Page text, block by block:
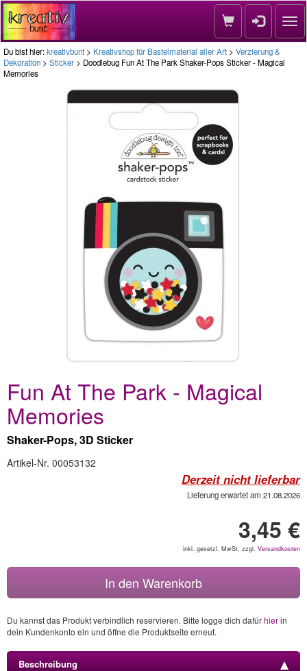
Du bist hier:kreativbunt > Kreativshop für Bastelmaterial aller Art > Verzierung &
Dekoration > Sticker > Doodlebug Fun At The Park Shaker-Pops Sticker - Magical
Memories
Fun At The Park - Magical
Memories
Shaker-Pops, 3D Sticker
Artikel-Nr. 00053132
Derzeit nicht lieferbar
Lieferung erwartet am 21.08.2026
3,45 €
inkl. gesetzl. MwSt, zzgl. Versandkosten
In den Warenkorb
Du kannst das Produkt verbindlich reservieren. Bitte logge dich dafürhierin
dein Kundenkonto ein und öffne die Produktseite erneut.
Beschreibung